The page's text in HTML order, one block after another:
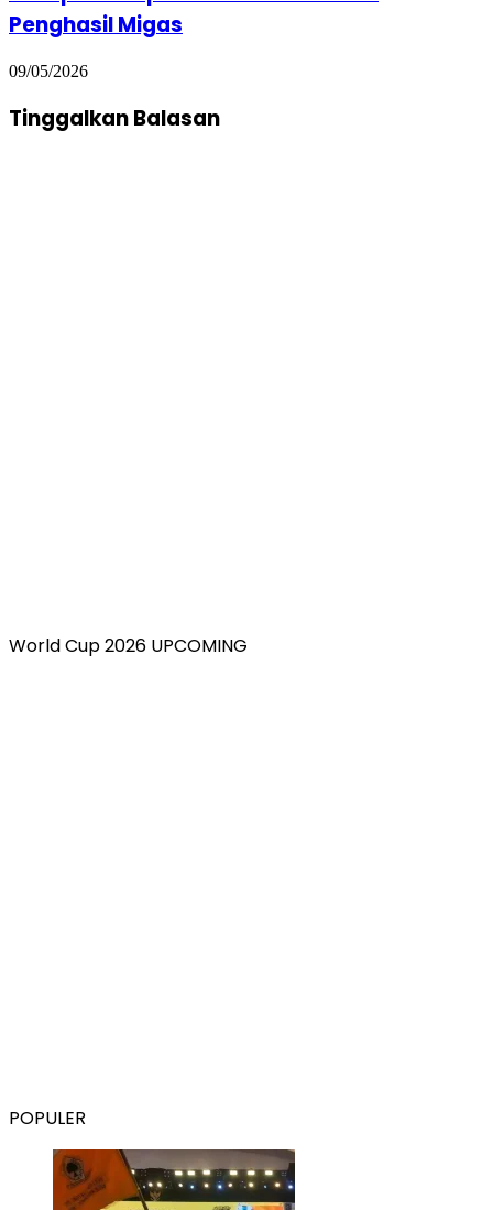
Penghasil Migas
09/05/2026
Tinggalkan Balasan
World Cup 2026 UPCOMING
POPULER